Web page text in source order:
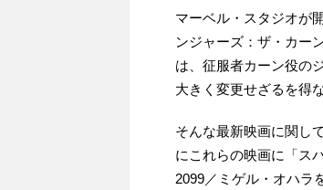
マーベル・スタジオが
ンジャーズ：ザ・カー
は、征服者カーン役の
大きく変更せざるを得
そんな最新映画に関し
にこれらの映画に「ス
2099／ミゲル・オハラ